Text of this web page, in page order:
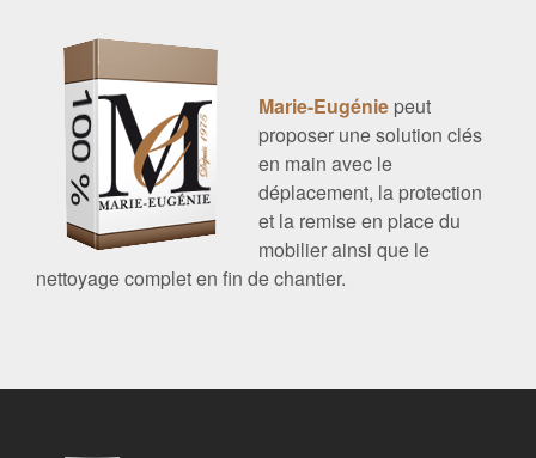
Marie-Eugénie peut
proposer une solution clés
en main avec le
déplacement, la protection
et la remise en place du
mobilier ainsi que le
nettoyage complet en fin de chantier.